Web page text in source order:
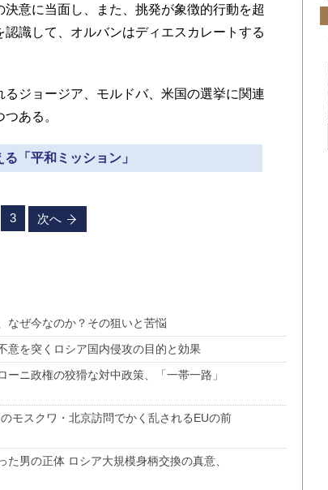
意に当面し、また、挑発が象徴的行動を超
識して、オルバンはディエスカレートする
ジョージア、モルドバ、米国の選挙に関連
ある。
「平和ミッション」
3 次へ
なぜ今なのか？その狙いと苦悩
意を突くロシア国内侵攻の目的と効果
ーニ政権の狡猾な対中政策、「一帯一路」
モスクワ・北京訪問でかく乱されるEUの前
た男の正体 ロシア大規模身柄交換の真意、